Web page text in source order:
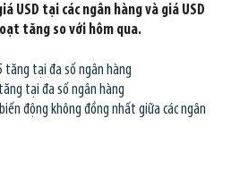
USD tại các ngân hàng và giá USD
tăng so với hôm qua.
tăng tại đa số ngân hàng
tại đa số ngân hàng
động không đồng nhất giữa các ngân